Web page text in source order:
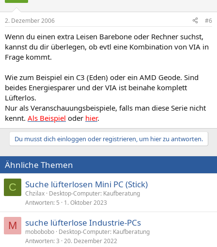
2. Dezember 2006 #6
Wenn du einen extra Leisen Barebone oder Rechner suchst,
kannst du dir überlegen, ob evtl eine Kombination von VIA in
Frage kommt.
Wie zum Beispiel ein C3 (Eden) oder ein AMD Geode. Sind
beides Energiesparer und der VIA ist beinahe komplett
Lüfterlos.
Nur als Veranschauungsbeispiele, falls man diese Serie nicht
kennt. Als Beispiel oder hier.
Du musst dich einloggen oder registrieren, um hier zu antworten.
Ähnliche Themen
C Suche lüfterlosen Mini PC (Stick)
Chzilax Desktop-Computer: Kaufberatung
Antworten 5 1. Oktober 2023
M suche lüfterlose Industrie-PCs
mobobobo Desktop-Computer: Kaufberatung
Antworten 3 20. Dezember 2022